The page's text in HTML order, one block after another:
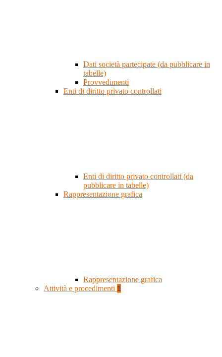
Dati società partecipate (da pubblicare in
tabelle)
Provvedimenti
Enti di diritto privato controllati
Enti di diritto privato controllati (da
pubblicare in tabelle)
Rappresentazione grafica
Rappresentazione grafica
Attività e procedimenti 1